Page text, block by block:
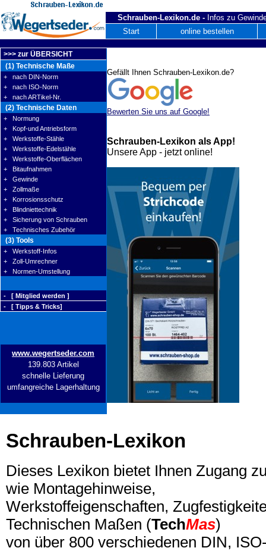
Schrauben-Lexikon.de - Infos zu
Start
online bestellen
>>> zur ÜBERSICHT
(1) Technische Maße
+ nach DIN-Norm
+ nach ISO-Norm
+ nach ARTikel-Nr.
(2) Technische Daten
+ Normung
+ Kopf-und Antriebsform
+ Werkstoffe-Stähle
+ Werkstoffe-Edelstähle
+ Werkstoffe-Oberflächen
+ Bitaufnahmen
+ Gewinde
+ Zollmaße
+ Korrosionsschutz
+ Blindniettechnik
+ Sicherung von Schrauben
+ Technisches Zubehör
(3) Tools
+ Werkstoff-Infos
+ Zoll-Umrechner
+ Normen-Umstellung
- [ Mitglied werden ]
- [ Tipps & Tricks]
www.wegertseder.com
139.803 Artikel
schnelle Lieferung
umfangreiche Lagerhaltung
Schrauben-Lexikon
Dieses Lexikon bietet Ihnen Zugang
wie Montagehinweise,
Werkstoffeigenschaften,
Technischen Maßen (TechMas)
von über 800 verschiedenen DIN,
Gefällt Ihnen Schrauben-Lexikon.de?
Bewerten Sie uns auf Google!
Schrauben-Lexikon als App!
Unsere App - jetzt online!